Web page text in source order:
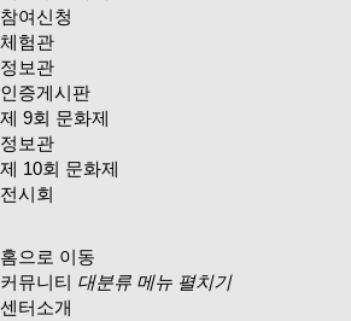
참여신청
체험관
정보관
인증게시판
제 9회 문화제
정보관
제 10회 문화제
전시회
홈으로 이동
커뮤니티 대분류 메뉴 펼치기
센터소개